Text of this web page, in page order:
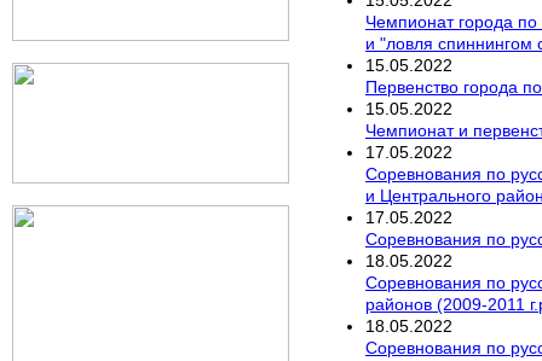
Чемпионат города
и "ловля спиннингом
15 05 2022
Первенство города
15 05 2022
Чемпионат и
17 05 2022
Соревнования по
и Центрального
17 05 2022
Соревнования по
18 05 2022
Соревнования по
районов (2009-2011
18 05 2022
Соревнования по